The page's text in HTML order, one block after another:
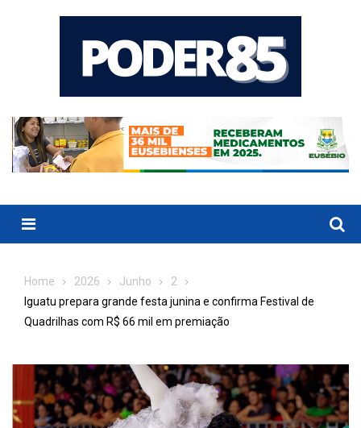
Menu
Home 2026 Junho
2
Iguatu prepara grande festa junina e confirma Festival de
Quadrilhas com R$ 66 mil em premiação